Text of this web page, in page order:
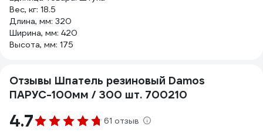
Вес, кг: 18.5
Длина, мм: 320
Ширина, мм: 420
Высота, мм: 175
Отзывы Шпатель резиновый Damos
ПАРУС-100мм / 300 шт. 700210
4.7 61 отзыв